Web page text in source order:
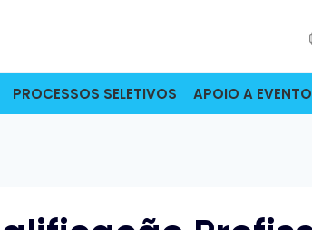
PROCESSOS SELETIVOS APOIO A